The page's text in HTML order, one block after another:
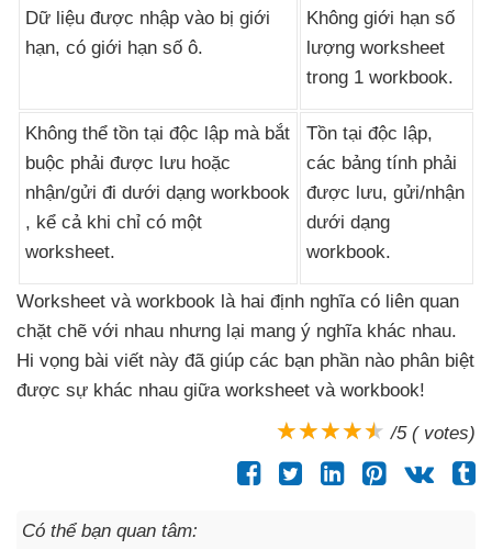
Dữ liệu được nhập vào bị giới
hạn, có giới hạn số ô.
Không giới hạn số
lượng worksheet
trong 1 workbook.
Không thể tồn tại độc lập mà bắt
buộc phải được lưu hoặc
nhận/gửi đi dưới dạng workbook
, kể cả khi chỉ có một
worksheet.
Tồn tại độc lập,
các bảng tính phải
được lưu, gửi/nhận
dưới dạng
workbook.
Worksheet và workbook là hai định nghĩa có liên quan
chặt chẽ với nhau nhưng lại mang ý nghĩa khác nhau.
Hi vọng bài viết này đã giúp các bạn phần nào phân biệt
được sự khác nhau giữa worksheet và workbook!
/5 ( votes)
Có thể bạn quan tâm: